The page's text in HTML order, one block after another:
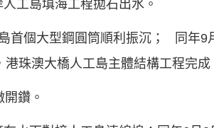
工島填海工程拋石出水。
首個大型鋼圓筒順利振沉； 同年9
珠澳大橋人工島主體結構工程完成
開鑽。